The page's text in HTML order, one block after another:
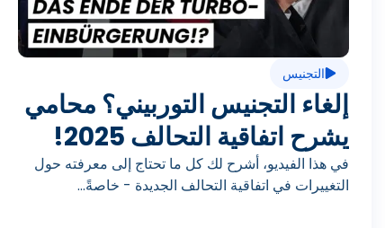
د
ي
غ
ي
ل
التجنيس
إلغاء التجنيس التوربيني؟ محامي
يشرح اتفاقية التحالف 2025!
في هذا الفيديو، أشرح لك كل ما تحتاج إلى معرفته حول
التغييرات في اتفاقية التحالف الجديدة - خاصةً...